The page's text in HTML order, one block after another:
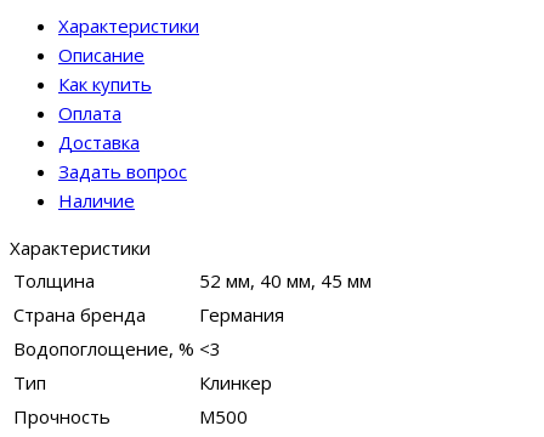
Характеристики
Описание
Как купить
Оплата
Доставка
Задать вопрос
Наличие
Характеристики
Толщина
52 мм, 40 мм, 45 мм
Страна бренда
Германия
Водопоглощение, % <3
Тип
Клинкер
Прочность
М500